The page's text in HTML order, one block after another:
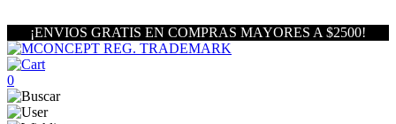
¡ENVIOS GRATIS EN COMPRAS MAYORES A $2500!
0